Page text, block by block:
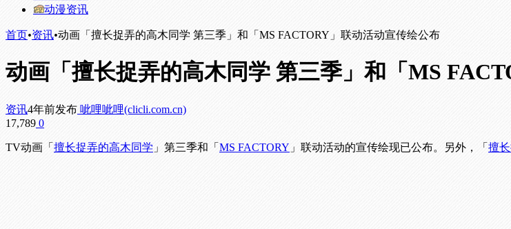
动漫资讯
首页•资讯•动画「擅长捉弄的高木同学 第三季」和「MS FACTORY」联动活动宣传绘公布
动画「擅长捉弄的高木同学 第三季」和「MS
资讯4年前发布 呲哩呲哩(clicli.com.cn)
17,789 0
TV动画「 擅长捉弄的高木同学 」第三季和「 MS FACTORY 」联动活动的宣传绘现已公布。另外，「 擅